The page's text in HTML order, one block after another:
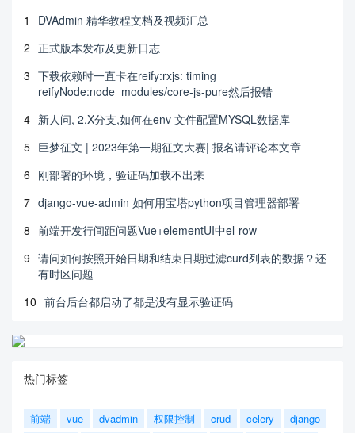
1
DVAdmin 精华教程文档及视频汇总
2 正式版本发布及更新日志
3 下载依赖时一直卡在reify:rxjs: timing
reifyNode:node_modules/core-js-pure然后报错
4 新人问, 2.X分支,如何在env 文件配置MYSQL数据库
5 巨梦征文 | 2023年第一期征文大赛| 报名请评论本文章
6 刚部署的环境，验证码加载不出来
7 django-vue-admin 如何用宝塔python项目管理器部署
8 前端开发行间距问题Vue+elementUI中el-row
9 请问如何按照开始日期和结束日期过滤curd列表的数据？还
有时区问题
10 前台后台都启动了都是没有显示验证码
热门标签
前端 vue dvadmin 权限控制 crud celery
django